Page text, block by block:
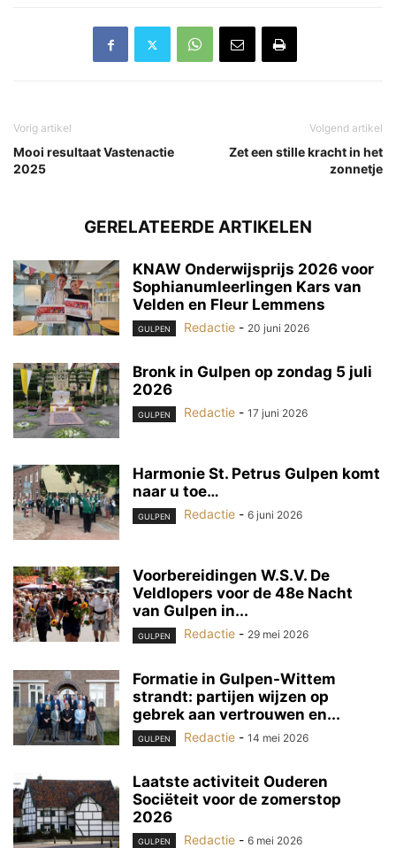
Vorig artikel
Mooi resultaat Vastenactie
2025
Volgend artikel
Zet een stille kracht in het
zonnetje
GERELATEERDE ARTIKELEN
KNAW Onderwijsprijs 2026 voor
Sophianumleerlingen Kars van
Velden en Fleur Lemmens
GULPEN Redactie - 20 juni 2026
Bronk in Gulpen op zondag 5 juli
2026
GULPEN Redactie - 17 juni 2026
Harmonie St. Petrus Gulpen komt
naar u toe…
GULPEN Redactie - 6 juni 2026
Voorbereidingen W.S.V. De
Veldlopers voor de 48e Nacht
van Gulpen in...
GULPEN Redactie - 29 mei 2026
Formatie in Gulpen-Wittem
strandt: partijen wijzen op
gebrek aan vertrouwen en...
GULPEN Redactie - 14 mei 2026
Laatste activiteit Ouderen
Sociëteit voor de zomerstop
2026
GULPEN Redactie - 6 mei 2026